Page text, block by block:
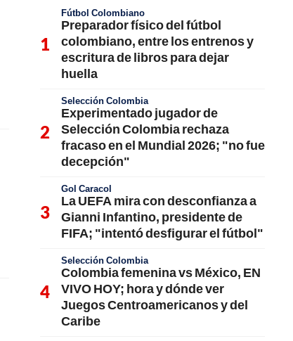
Fútbol Colombiano
Preparador físico del fútbol
colombiano, entre los entrenos y
escritura de libros para dejar
huella
Selección Colombia
Experimentado jugador de
Selección Colombia rechaza
fracaso en el Mundial 2026; "no fue
decepción"
Gol Caracol
La UEFA mira con desconfianza a
Gianni Infantino, presidente de
FIFA; "intentó desfigurar el fútbol"
Selección Colombia
Colombia femenina vs México, EN
VIVO HOY; hora y dónde ver
Juegos Centroamericanos y del
Caribe